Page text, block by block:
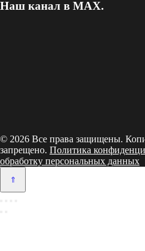
Наш канал в MAX.
© 2026 Все права защищены.
запрещено. Политика
обработку персональных данных